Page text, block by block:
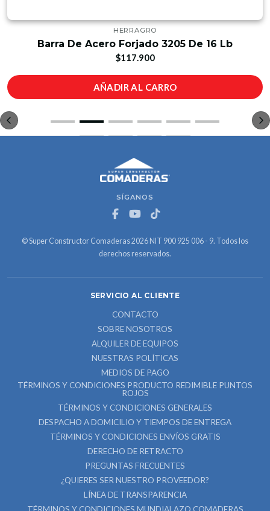
HERRAGRO
Barra De Acero Forjado 3205 De 16 Lb
$117.900
AÑADIR AL CARRO
SÍGANOS
© Super Constructor Comaderas 2026 NIT 900 925 006 - 9. Todos los
derechos reservados.
SERVICIO AL CLIENTE
CONTACTO
SOBRE NOSOTROS
ALQUILER DE EQUIPOS
NUESTRAS POLÍTICAS
MEDIOS DE PAGO
TÉRMINOS Y CONDICIONES PRODUCTO REDIMIBLE PUNTOS
ROJOS
TÉRMINOS Y CONDICIONES GENERALES
DESPACHO A DOMICILIO Y TIEMPOS DE ENTREGA
TÉRMINOS Y CONDICIONES ENVÍOS GRATIS
DERECHO DE RETRACTO
PREGUNTAS FRECUENTES
¿QUIERES SER NUESTRO PROVEEDOR?
LÍNEA DE TRANSPARENCIA
TÉRMINOS Y CONDICIONES MUNDIALAZO COMADERAS